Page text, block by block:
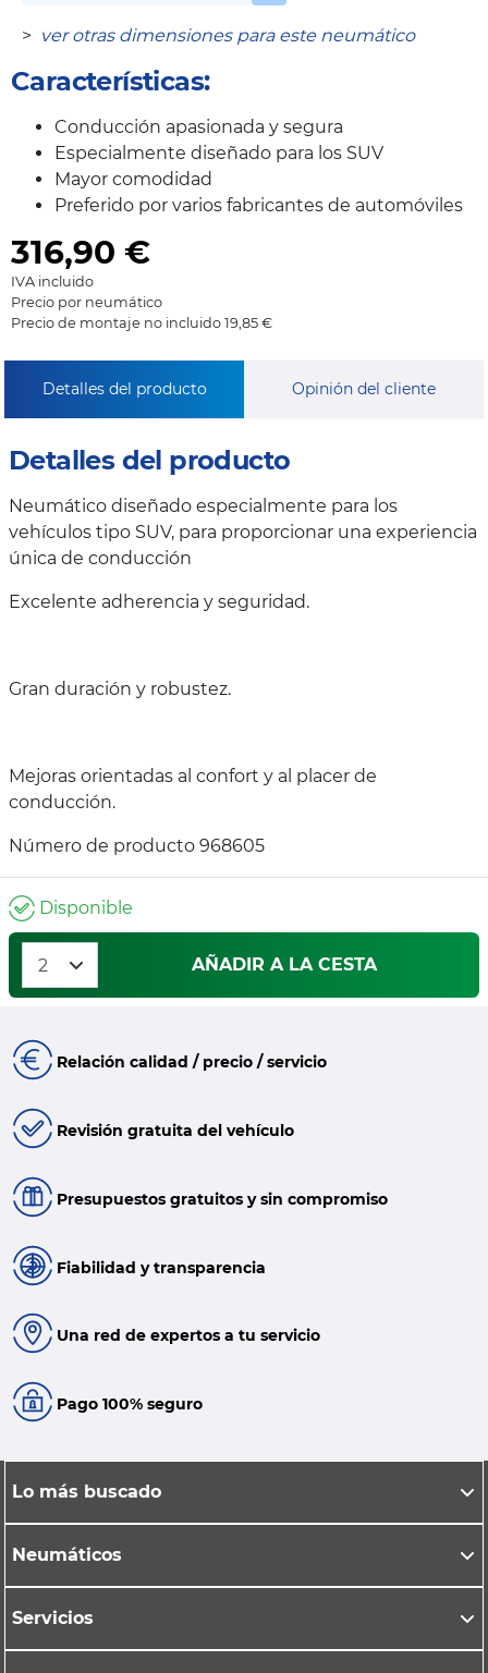
> ver otras dimensiones para este neumático
Características:
Conducción apasionada y segura
Especialmente diseñado para los SUV
Mayor comodidad
Preferido por varios fabricantes de automóviles
316,90 €
IVA incluido
Precio por neumático
Precio de montaje no incluido 19,85 €
Detalles del producto Opinión del cliente
Detalles del producto
Neumático diseñado especialmente para los
vehículos tipo SUV, para proporcionar una experiencia
única de conducción
Excelente adherencia y seguridad.
Gran duración y robustez.
Mejoras orientadas al confort y al placer de
conducción.
Número de producto 968605
Disponible
AÑADIR A LA CESTA
Relación calidad / precio / servicio
Revisión gratuita del vehículo
Presupuestos gratuitos y sin compromiso
Fiabilidad y transparencia
Una red de expertos a tu servicio
Pago 100% seguro
Lo más buscado
Neumáticos
Servicios